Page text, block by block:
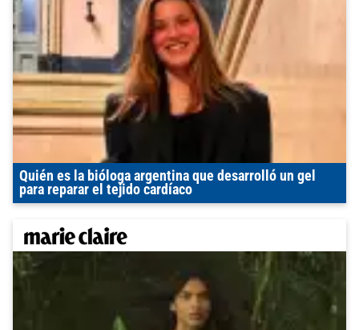
Quién es la bióloga argentina que desarrolló un gel
para reparar el tejido cardíaco